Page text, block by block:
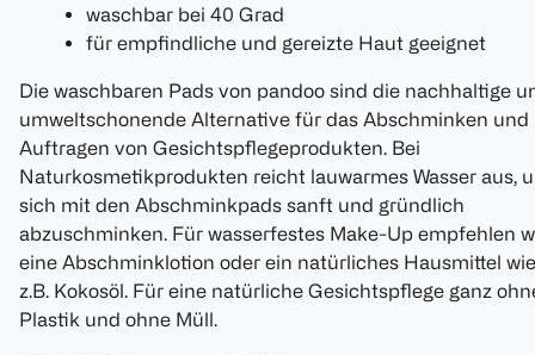
waschbar bei 40 Grad
für empfindliche und gereizte Haut geeignet
Die waschbaren Pads von pandoo sind die nachhaltige
umweltschonende Alternative für das Abschminken und
Auftragen von Gesichtspflegeprodukten. Bei
Naturkosmetikprodukten reicht lauwarmes Wasser aus,
sich mit den Abschminkpads sanft und gründlich
abzuschminken. Für wasserfestes Make-Up empfehlen
eine Abschminklotion oder ein natürliches Hausmittel wie
z.B. Kokosöl. Für eine natürliche Gesichtspflege ganz
Plastik und ohne Müll.